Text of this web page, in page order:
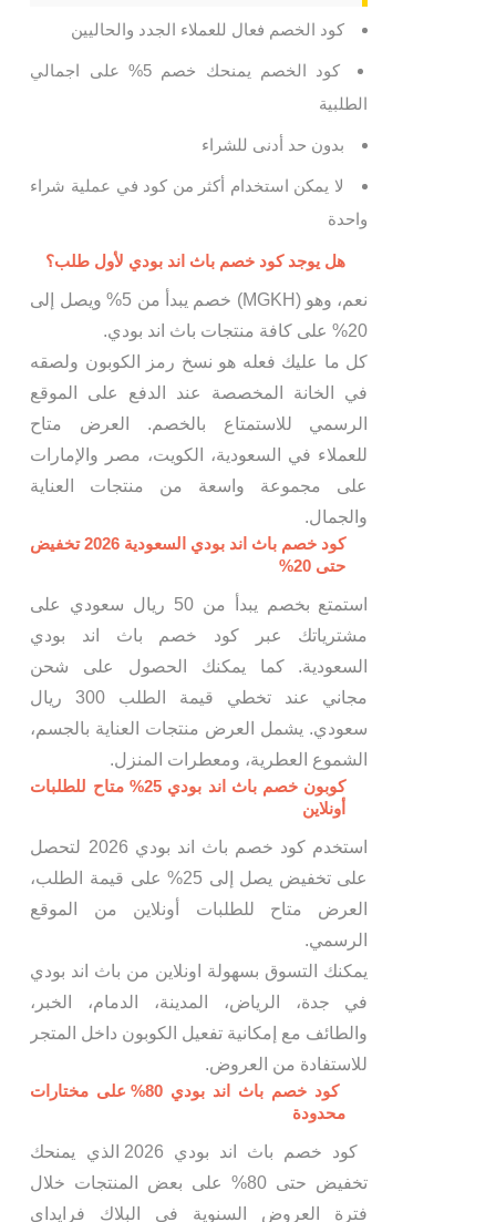
كود الخصم فعال للعملاء الجدد والحاليين
كود الخصم يمنحك خصم 5% على اجمالي
الطلبية
بدون حد أدنى للشراء
لا يمكن استخدام أكثر من كود في عملية شراء
واحدة
هل يوجد كود خصم باث اند بودي لأول طلب؟
نعم، وهو (MGKH) خصم يبدأ من 5% ويصل إلى
20% على كافة منتجات باث اند بودي.
كل ما عليك فعله هو نسخ رمز الكوبون ولصقه
في الخانة المخصصة عند الدفع على الموقع
الرسمي للاستمتاع بالخصم. العرض متاح
للعملاء في السعودية، الكويت، مصر والإمارات
على مجموعة واسعة من منتجات العناية
والجمال.
كود خصم باث اند بودي السعودية 2026 تخفيض
حتى 20%
استمتع بخصم يبدأ من 50 ريال سعودي على
مشترياتك عبر كود خصم باث اند بودي
السعودية. كما يمكنك الحصول على شحن
مجاني عند تخطي قيمة الطلب 300 ريال
سعودي. يشمل العرض منتجات العناية بالجسم،
الشموع العطرية، ومعطرات المنزل.
كوبون خصم باث اند بودي 25% متاح للطلبات
أونلاين
استخدم كود خصم باث اند بودي 2026 لتحصل
على تخفيض يصل إلى 25% على قيمة الطلب،
العرض متاح للطلبات أونلاين من الموقع
الرسمي.
يمكنك التسوق بسهولة اونلاين من باث اند بودي
في جدة، الرياض، المدينة، الدمام، الخبر،
والطائف مع إمكانية تفعيل الكوبون داخل المتجر
للاستفادة من العروض.
كود خصم باث اند بودي 80% على مختارات
محدودة
كود خصم باث اند بودي 2026 الذي يمنحك
تخفيض حتى 80% على بعض المنتجات خلال
فترة العروض السنوية في البلاك فرايداي